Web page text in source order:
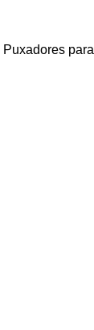
Puxadores para